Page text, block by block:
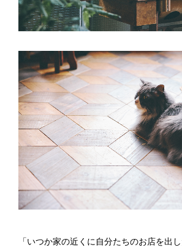
「いつか家の近くに自分たちのお店を出